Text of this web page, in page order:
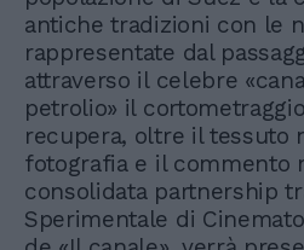
antiche tradizioni con le
rappresentate dal
attraverso il celebre
petrolio» il
recupera, oltre il tessuto
fotografia e il commento
consolidata partnership
Sperimentale di